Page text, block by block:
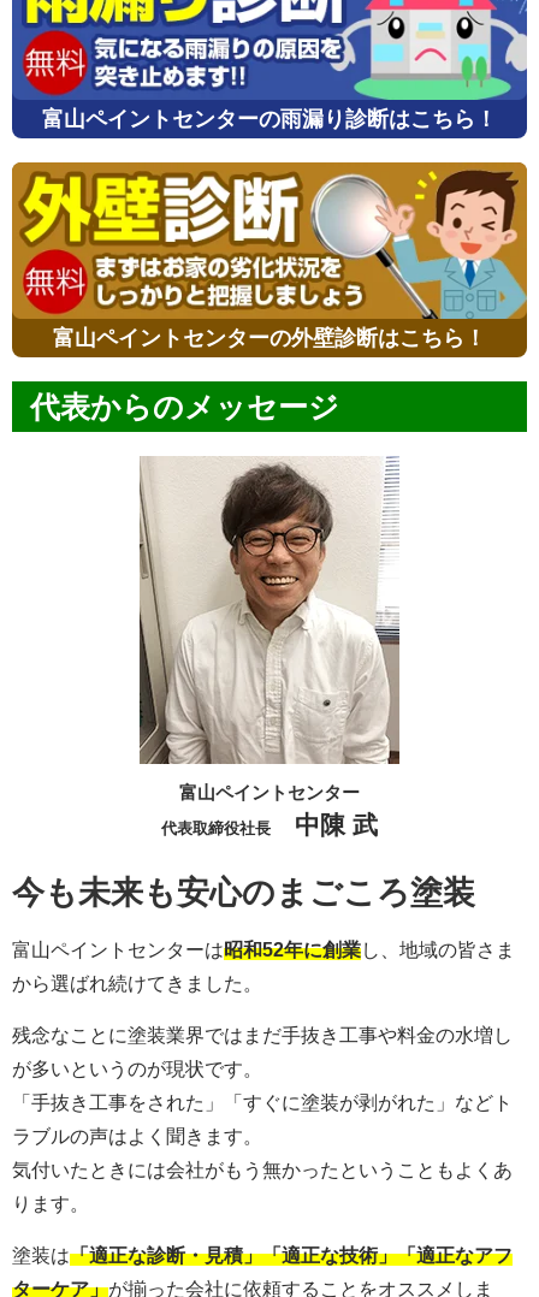
富山ペイントセンターの雨漏り診断はこちら！
富山ペイントセンターの外壁診断はこちら！
代表からのメッセージ
富山ペイントセンター
代表取締役社長 中陳 武
今も未来も安心のまごころ塗装
富山ペイントセンターは昭和52年に創業し、地域の皆さま
から選ばれ続けてきました。
残念なことに塗装業界ではまだ手抜き工事や料金の水増し
が多いというのが現状です。
「手抜き工事をされた」「すぐに塗装が剥がれた」などト
ラブルの声はよく聞きます。
気付いたときには会社がもう無かったということもよくあ
ります。
塗装は「適正な診断・見積」「適正な技術」「適正なアフ
ターケア」が揃った会社に依頼することをオススメしま